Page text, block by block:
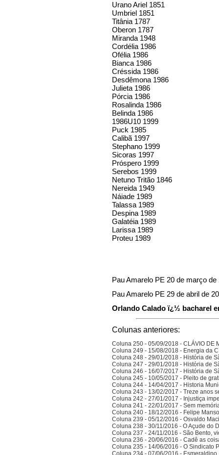
Urano Ariel 1851
Umbriel 1851
Titânia 1787
Oberon 1787
Miranda 1948
Cordélia 1986
Ofélia 1986
Bianca 1986
Créssida 1986
Desdêmona 1986
Julieta 1986
Pórcia 1986
Rosalinda 1986
Belinda 1986
1986U10 1999
Puck 1985
Calibã 1997
Stephano 1999
Sicoras 1997
Próspero 1999
Serebos 1999
Netuno Tritão 1846
Nereida 1949
Náiade 1989
Talassa 1989
Despina 1989
Galatéia 1989
Larissa 1989
Proteu 1989
Pau Amarelo PE 20 de março de
Pau Amarelo PE 29 de abril de
Orlando Calado ï¿½ bacharel
Colunas anteriores:
Coluna 250 - 05/09/2018 - CLÁVIO DE
Coluna 249 - 15/08/2018 - Energia da
Coluna 248 - 29/01/2018 - História de
Coluna 247 - 29/01/2018 - História de
Coluna 246 - 16/07/2017 - História de
Coluna 245 - 10/05/2017 - Pleito de
Coluna 244 - 14/04/2017 - Historia
Coluna 243 - 13/02/2017 - Treze anos
Coluna 242 - 27/01/2017 - Injustiça
Coluna 241 - 22/01/2017 - Sem
Coluna 240 - 18/12/2016 - Felipe
Coluna 239 - 05/12/2016 - Osvaldo
Coluna 238 - 30/11/2016 - O Açude do
Coluna 237 - 24/11/2016 - São Bento,
Coluna 236 - 20/06/2016 - Cadê as
Coluna 235 - 14/06/2016 - O Sindicato
Coluna 234 - 07/06/2016 -